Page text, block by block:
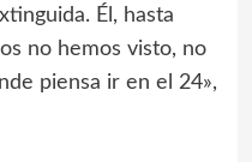
Él, hasta
no hemos visto, no
piensa ir en el 24»,